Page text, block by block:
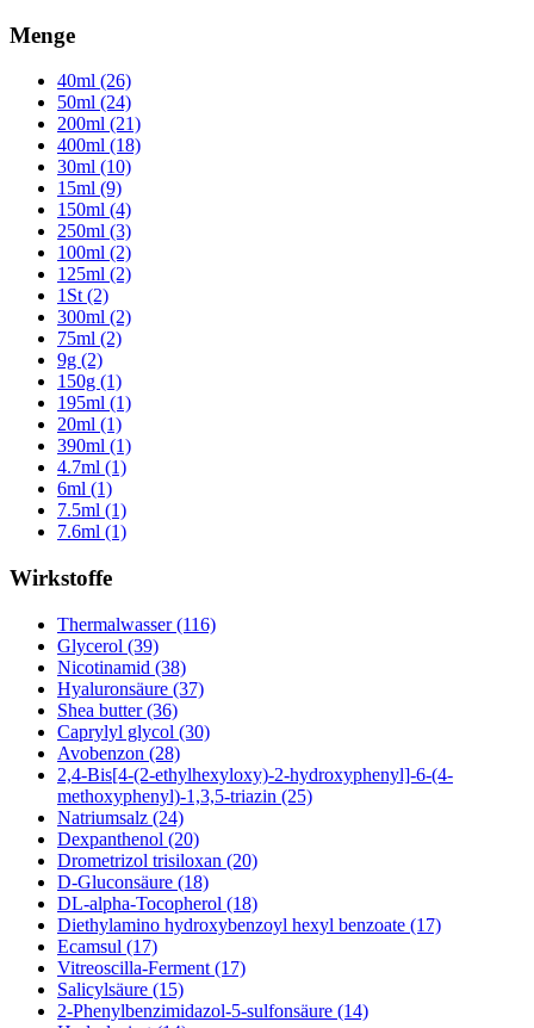
Menge
40ml (26)
50ml (24)
200ml (21)
400ml (18)
30ml (10)
15ml (9)
150ml (4)
250ml (3)
100ml (2)
125ml (2)
1St (2)
300ml (2)
75ml (2)
9g (2)
150g (1)
195ml (1)
20ml (1)
390ml (1)
4.7ml (1)
6ml (1)
7.5ml (1)
7.6ml (1)
Wirkstoffe
Thermalwasser (116)
Glycerol (39)
Nicotinamid (38)
Hyaluronsäure (37)
Shea butter (36)
Caprylyl glycol (30)
Avobenzon (28)
2,4-Bis[4-(2-ethylhexyloxy)-2-hydroxyphenyl]-6-(4-
methoxyphenyl)-1,3,5-triazin (25)
Natriumsalz (24)
Dexpanthenol (20)
Drometrizol trisiloxan (20)
D-Gluconsäure (18)
DL-alpha-Tocopherol (18)
Diethylamino hydroxybenzoyl hexyl benzoate (17)
Ecamsul (17)
Vitreoscilla-Ferment (17)
Salicylsäure (15)
2-Phenylbenzimidazol-5-sulfonsäure (14)